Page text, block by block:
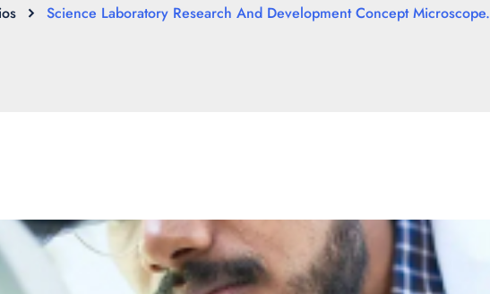
Science Laboratory Research And Development Concept Microscope.